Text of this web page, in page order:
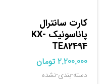
کارت سانترال
پاناسونیک KX-
TE82494
2.200.000 تومان
دسته-بندی-نشده